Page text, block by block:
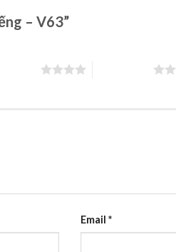
– V63”
Email *